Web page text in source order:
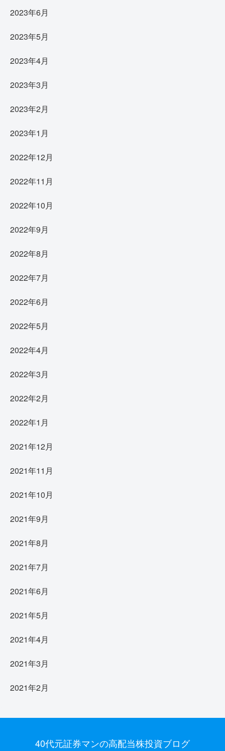
2023年6月
2023年5月
2023年4月
2023年3月
2023年2月
2023年1月
2022年12月
2022年11月
2022年10月
2022年9月
2022年8月
2022年7月
2022年6月
2022年5月
2022年4月
2022年3月
2022年2月
2022年1月
2021年12月
2021年11月
2021年10月
2021年9月
2021年8月
2021年7月
2021年6月
2021年5月
2021年4月
2021年3月
2021年2月
40代元証券マンの高配当株投資ブログ